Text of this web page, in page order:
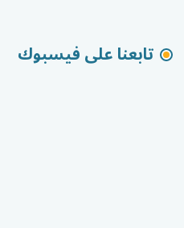
تابعنا على فيسبوك